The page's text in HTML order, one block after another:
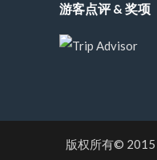
游客点评 & 奖项
版权所有© 2015